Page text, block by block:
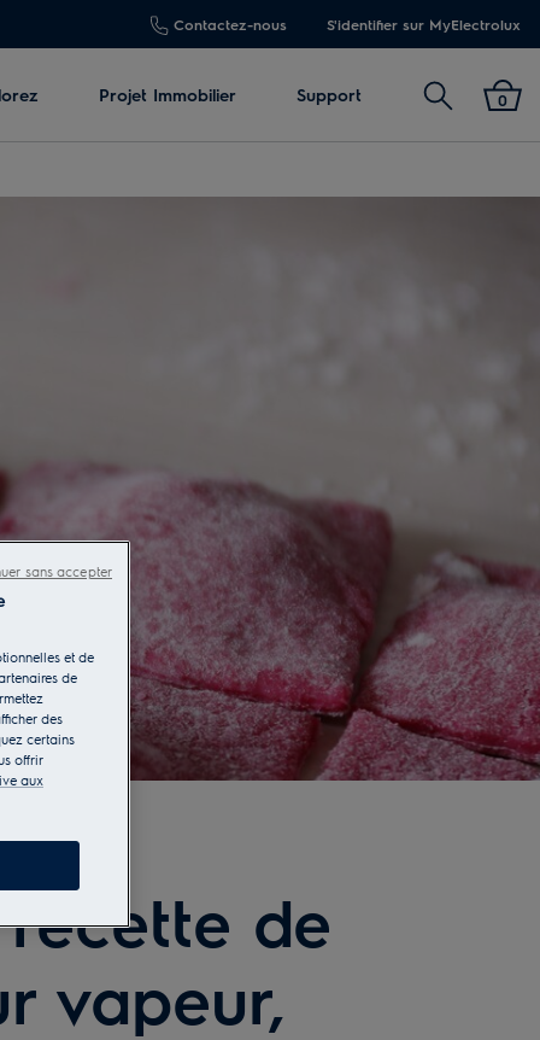
Contactez-nous S'identifier sur MyElectrolux
Projet Immobilier Support Rechercher
0
de
vapeur,
et de
de
des
certains
offrir
aux
sans accepter